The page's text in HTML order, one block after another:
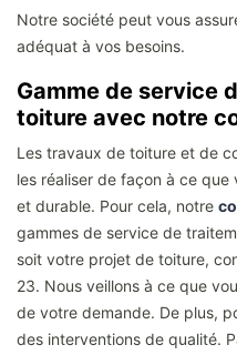
Notre société peut vous
adéquat à vos besoins.
Gamme de service
toiture avec notre
Les travaux de toiture et de
les réaliser de façon à ce
et durable. Pour cela, notre
gammes de service de
soit votre projet de toiture,
23. Nous veillons à ce que
de votre demande. De plus,
des interventions de qualité.